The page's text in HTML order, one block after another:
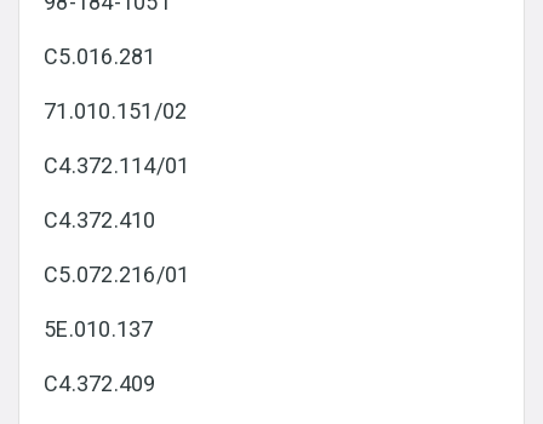
C5.016.281
71.010.151/02
C4.372.114/01
C4.372.410
C5.072.216/01
5E.010.137
C4.372.409